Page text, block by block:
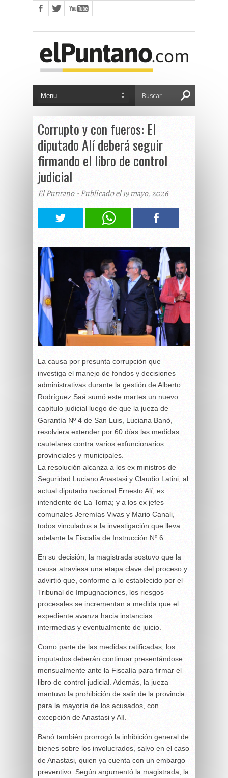
Corrupto y con fueros: El
diputado Alí deberá seguir
firmando el libro de control
judicial
El Puntano - Publicado el 19 mayo, 2026
La causa por presunta corrupción que
investiga el manejo de fondos y decisiones
administrativas durante la gestión deAlberto
Rodríguez Saá sumó este martes un nuevo
capítulo judicial luego de que la jueza de
Garantía Nº 4 de San Luis , Luciana Banó,
resolviera extender por 60 días las medidas
cautelares contra varios exfuncionarios
provinciales y municipales.
La resolución alcanza a los ex ministros de
Seguridad Luciano Anastasi y Claudio Latini; al
actual diputado nacional Ernesto Alí, ex
intendente de La Toma; y a los ex jefes
comunales Jeremías Vivas y Mario Canali,
todos vinculados a la investigación que lleva
adelante la Fiscalía de Instrucción Nº 6.
En su decisión, la magistrada sostuvo que la
causa atraviesa una etapa clave del proceso y
advirtió que, conforme a lo establecido por el
Tribunal de Impugnaciones, los riesgos
procesales se incrementan a medida que el
expediente avanza hacia instancias
intermedias y eventualmente de juicio.
Como parte de las medidas ratificadas, los
imputados deberán continuar presentándose
mensualmente ante la Fiscalía para firmar el
libro de control judicial. Además, la jueza
mantuvo la prohibición de salir de la provincia
para la mayoría de los acusados, con
excepción de Anastasi y Alí.
Banó también prorrogó la inhibición general de
bienes sobre los involucrados, salvo en el caso
de Anastasi, quien ya cuenta con un embargo
preventivo. Según argumentó la magistrada, la